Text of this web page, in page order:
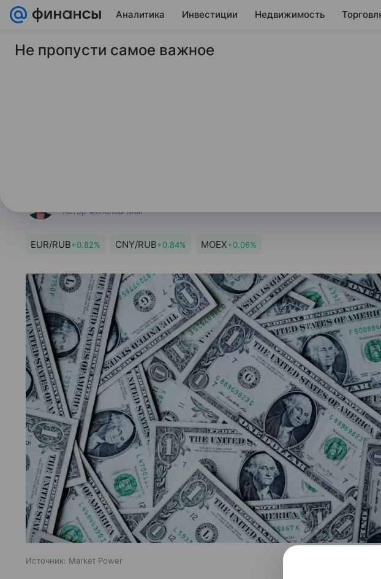
Аналитика Инвестиции Недвижимость
19 мая 2026 Финансы Mail
Банк России понизил
Регулятор опубликовал официальный курс
Автор Финансы Mail
EUR/RUB+0.82% CNY/RUB+0.84% MOEX+0.06%
Источник: Market Power
Не пропусти самое важное